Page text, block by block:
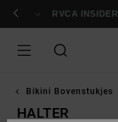
NAAR
RVCA INSIDER
Bikini Bovenstukjes
HALTER